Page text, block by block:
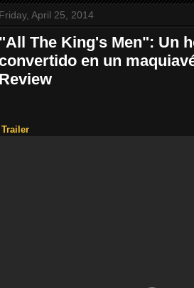
Friday, April 25, 2014
"All The King's Men": Un
en un
Review
Trailer